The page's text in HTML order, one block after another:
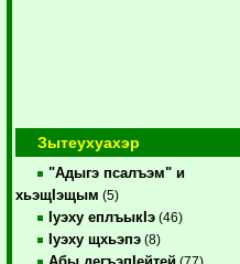
Зытеухуахэр
"Адыгэ псалъэм" и
хьэщIэщым (5)
Iуэху еплъыкIэ (46)
Iуэху щхьэпэ (8)
(77)